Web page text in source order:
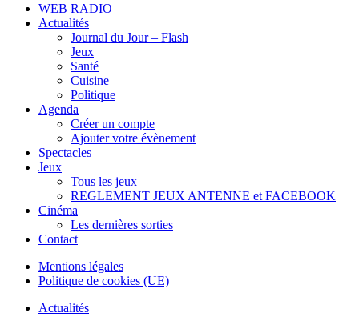
WEB RADIO
Actualités
Journal du Jour – Flash
Jeux
Santé
Cuisine
Politique
Agenda
Créer un compte
Ajouter votre évènement
Spectacles
Jeux
Tous les jeux
REGLEMENT JEUX ANTENNE et FACEBOOK
Cinéma
Les dernières sorties
Contact
Mentions légales
Politique de cookies (UE)
Actualités